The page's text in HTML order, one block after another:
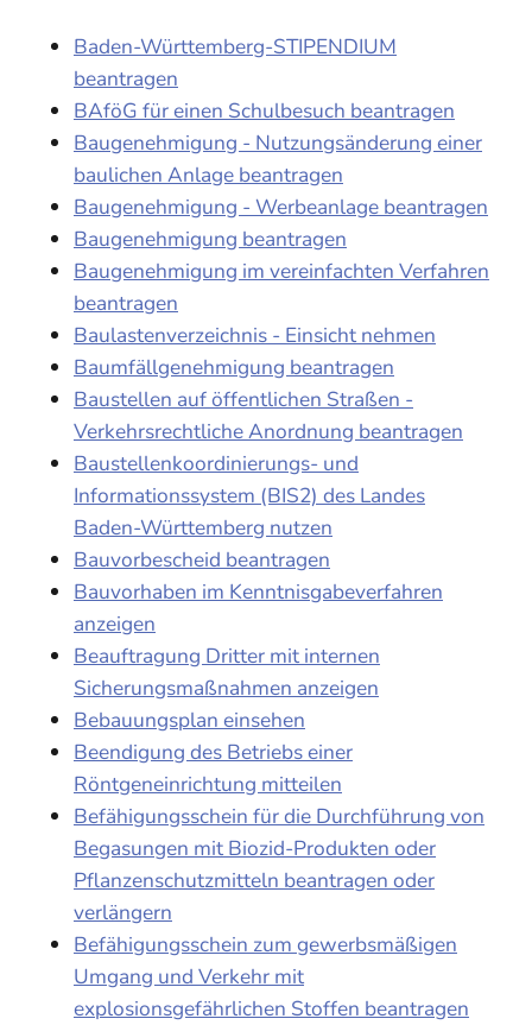
Baden-Württemberg-STIPENDIUM
beantragen
BAföG für einen Schulbesuch beantragen
Baugenehmigung - Nutzungsänderung einer
baulichen Anlage beantragen
Baugenehmigung - Werbeanlage beantragen
Baugenehmigung beantragen
Baugenehmigung im vereinfachten Verfahren
beantragen
Baulastenverzeichnis - Einsicht nehmen
Baumfällgenehmigung beantragen
Baustellen auf öffentlichen Straßen -
Verkehrsrechtliche Anordnung beantragen
Baustellenkoordinierungs- und
Informationssystem (BIS2) des Landes
Baden-Württemberg nutzen
Bauvorbescheid beantragen
Bauvorhaben im Kenntnisgabeverfahren
anzeigen
Beauftragung Dritter mit internen
Sicherungsmaßnahmen anzeigen
Bebauungsplan einsehen
Beendigung des Betriebs einer
Röntgeneinrichtung mitteilen
Befähigungsschein für die Durchführung von
Begasungen mit Biozid-Produkten oder
Pflanzenschutzmitteln beantragen oder
verlängern
Befähigungsschein zum gewerbsmäßigen
Umgang und Verkehr mit
explosionsgefährlichen Stoffen beantragen